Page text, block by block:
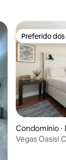
Preferido
Preferido
Condomínio ⋅
Vegas Oasis!